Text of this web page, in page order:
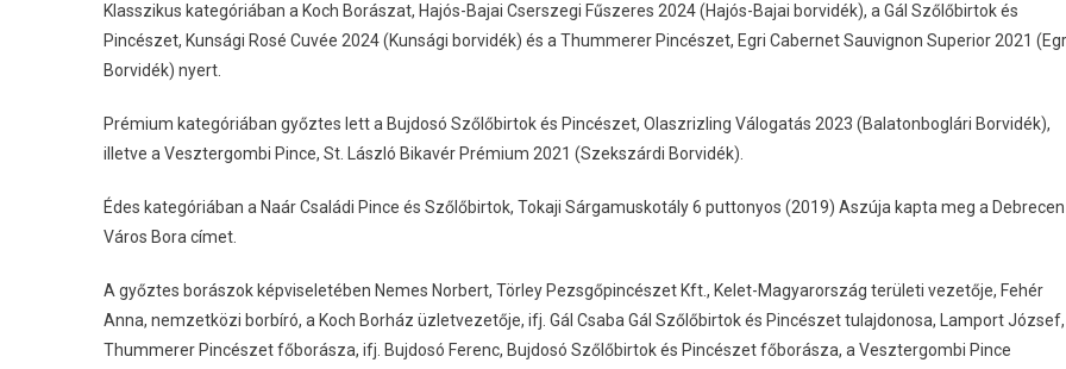
Klasszikus kategóriában a Koch Borászat, Hajós-Bajai Cserszegi Fűszeres 2024 (Hajós-Bajai borvidék), a Gál Szőlőbirtok és
Pincészet, Kunsági Rosé Cuvée 2024 (Kunsági borvidék) és a Thummerer Pincészet, Egri Cabernet Sauvignon Superior 2021
Borvidék) nyert.
Prémium kategóriában győztes lett a Bujdosó Szőlőbirtok és Pincészet, Olaszrizling Válogatás 2023 (Balatonboglári Borvidék),
illetve a Vesztergombi Pince, St. László Bikavér Prémium 2021 (Szekszárdi Borvidék).
Édes kategóriában a Naár Családi Pince és Szőlőbirtok, Tokaji Sárgamuskotály 6 puttonyos (2019) Aszúja kapta meg a Debrecen
Város Bora címet.
A győztes borászok képviseletében Nemes Norbert, Törley Pezsgőpincészet Kft., Kelet-Magyarország területi vezetője, Fehér
Anna, nemzetközi borbíró, a Koch Borház üzletvezetője, ifj. Gál Csaba Gál Szőlőbirtok és Pincészet tulajdonosa, Lamport
Thummerer Pincészet főborásza, ifj. Bujdosó Ferenc, Bujdosó Szőlőbirtok és Pincészet főborásza, a Vesztergombi Pince